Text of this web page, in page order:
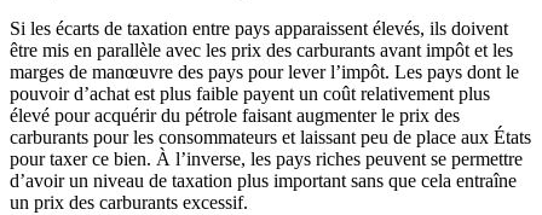
Si les écarts de taxation entre pays apparaissent élevés, ils doivent
être mis en parallèle avec les prix des carburants avant impôt et les
marges de manœuvre des pays pour lever l’impôt. Les pays dont le
pouvoir d’achat est plus faible payent un coût relativement plus
élevé pour acquérir du pétrole faisant augmenter le prix des
carburants pour les consommateurs et laissant peu de place aux États
pour taxer ce bien. À l’inverse, les pays riches peuvent se permettre
d’avoir un niveau de taxation plus important sans que cela entraîne
un prix des carburants excessif.